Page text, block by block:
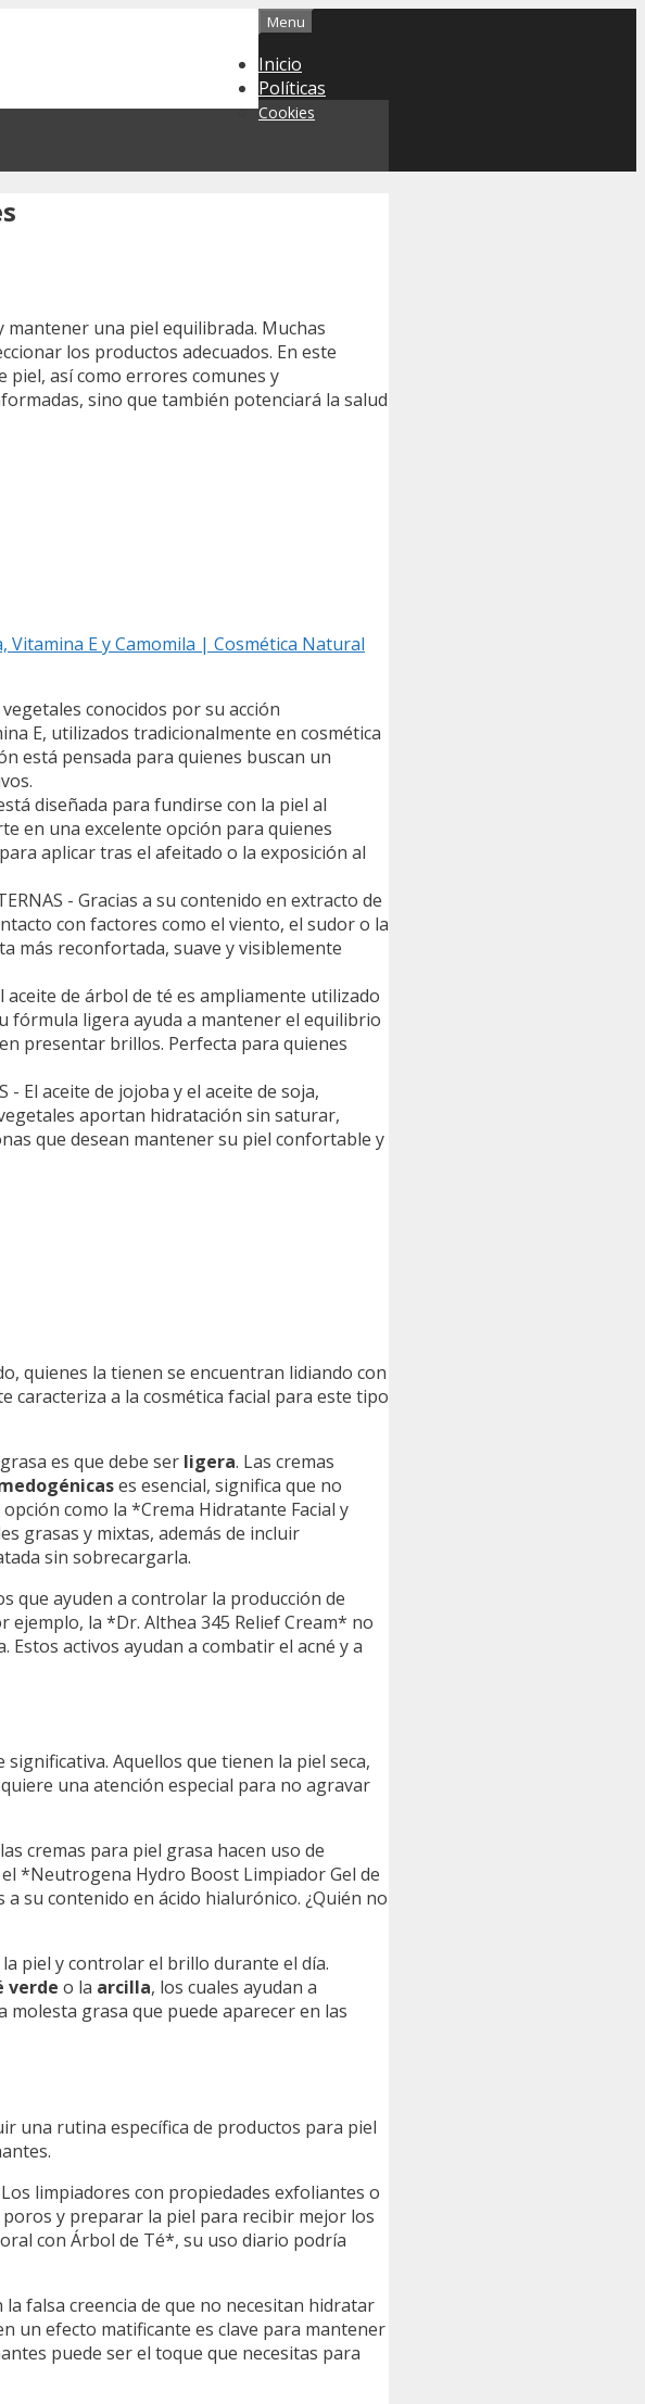
Menu
Inicio
Políticas
Cookies
mantener una piel equilibrada. Muchas
los productos adecuados. En este
piel, así como errores comunes y
sino que también potenciará la salud
Vitamina E y Camomila | Cosmética Natural
vegetales conocidos por su acción
E, utilizados tradicionalmente en cosmética
está pensada para quienes buscan un
está diseñada para fundirse con la piel al
en una excelente opción para quienes
aplicar tras el afeitado o la exposición al
- Gracias a su contenido en extracto de
con factores como el viento, el sudor o la
más reconfortada, suave y visiblemente
El aceite de árbol de té es ampliamente utilizado
fórmula ligera ayuda a mantener el equilibrio
presentar brillos. Perfecta para quienes
- El aceite de jojoba y el aceite de soja,
aportan hidratación sin saturar,
que desean mantener su piel confortable y
quienes la tienen se encuentran lidiando con
caracteriza a la cosmética facial para este tipo
es que debe ser ligera. Las cremas
es esencial, significa que no
opción como la *Crema Hidratante Facial y
grasas y mixtas, además de incluir
sin sobrecargarla.
que ayuden a controlar la producción de
ejemplo, la *Dr. Althea 345 Relief Cream* no
activos ayudan a combatir el acné y a
Aquellos que tienen la piel seca,
una atención especial para no agravar
cremas para piel grasa hacen uso de
*Neutrogena Hydro Boost Limpiador Gel de
a su contenido en ácido hialurónico. ¿Quién no
la piel y controlar el brillo durante el día.
verde o la arcilla, los cuales ayudan a
molesta grasa que puede aparecer en las
una rutina específica de productos para piel
limpiadores con propiedades exfoliantes o
y preparar la piel para recibir mejor los
con Árbol de Té*, su uso diario podría
falsa creencia de que no necesitan hidratar
un efecto matificante es clave para mantener
puede ser el toque que necesitas para